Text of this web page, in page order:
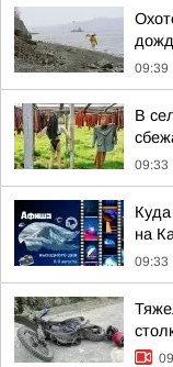
09:39
В
09:33
на
09:33